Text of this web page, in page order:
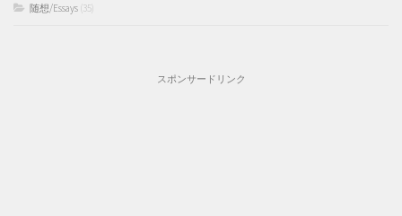
随想/Essays (35)
スポンサードリンク